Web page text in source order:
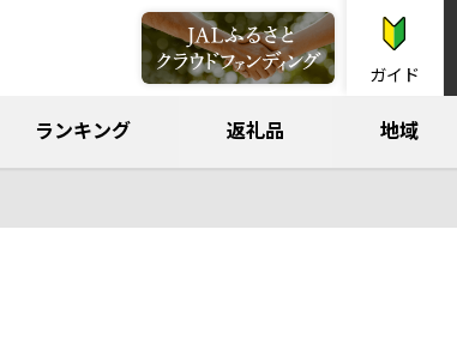
ガイド
ランキング 返礼品 地域